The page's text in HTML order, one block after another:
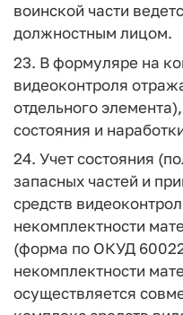
воинской части
должностным лицом.
23. В формуляре на
видеоконтроля
отдельного
состояния и
24. Учет состояния
запасных частей и
средств
некомплектности
(форма по ОКУД
некомплектности
осуществляется